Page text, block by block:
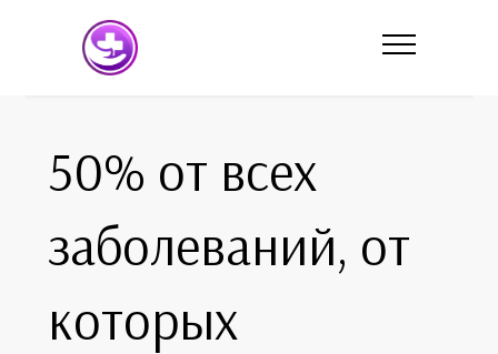
50% от всех
заболеваний, от
которых